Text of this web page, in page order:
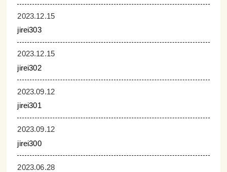
2023.12.15
jirei303
2023.12.15
jirei302
2023.09.12
jirei301
2023.09.12
jirei300
2023.06.28